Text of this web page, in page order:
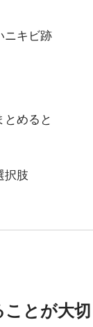
ニキビ跡
とめると
択肢
とが大切